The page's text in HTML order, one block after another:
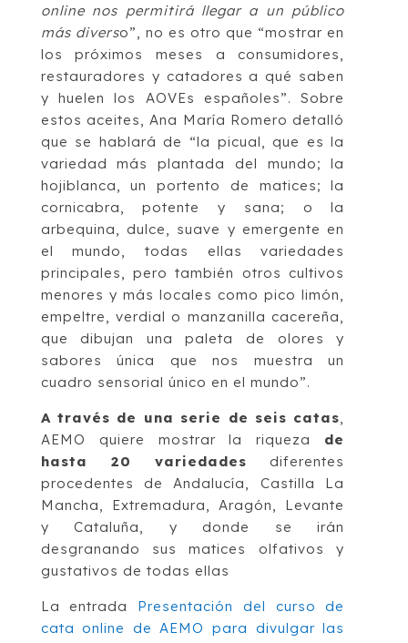
online nos permitirá llegar a un público
más diverso”, no es otro que “mostrar en
los próximos meses a consumidores,
restauradores y catadores a qué saben
y huelen los AOVEs españoles”. Sobre
estos aceites, Ana María Romero detalló
que se hablará de “la picual, que es la
variedad más plantada del mundo; la
hojiblanca, un portento de matices; la
cornicabra, potente y sana; o la
arbequina, dulce, suave y emergente en
el mundo, todas ellas variedades
principales, pero también otros cultivos
menores y más locales como pico limón,
empeltre, verdial o manzanilla cacereña,
que dibujan una paleta de olores y
sabores única que nos muestra un
cuadro sensorial único en el mundo”.
A través de una serie de seis catas,
AEMO quiere mostrar la riqueza de
hasta 20 variedades diferentes
procedentes de Andalucía, Castilla La
Mancha, Extremadura, Aragón, Levante
y Cataluña, y donde se irán
desgranando sus matices olfativos y
gustativos de todas ellas
La entrada Presentación del curso de
cata online de AEMO para divulgar las